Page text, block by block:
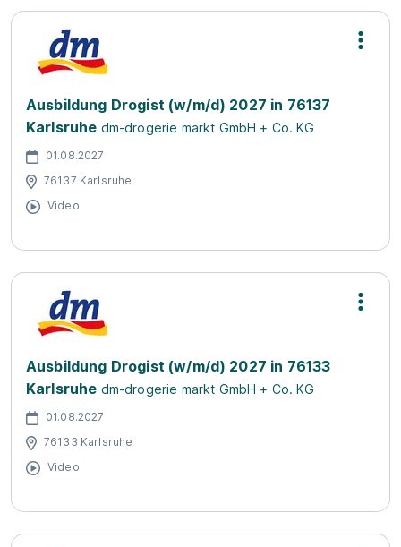
Ausbildung Drogist (w/m/d) 2027 in 76137
Karlsruhe dm-drogerie markt GmbH + Co. KG
01.08.2027
76137 Karlsruhe
Video
Ausbildung Drogist (w/m/d) 2027 in 76133
Karlsruhe dm-drogerie markt GmbH + Co. KG
01.08.2027
76133 Karlsruhe
Video